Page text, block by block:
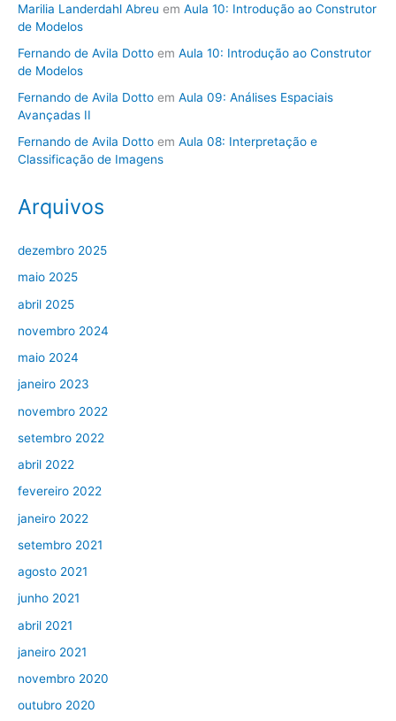
Marilia Landerdahl Abreu em Aula 10: Introdução ao Construtor
de Modelos
Fernando de Avila Dotto em Aula 10: Introdução ao Construtor
de Modelos
Fernando de Avila Dotto em Aula 09: Análises Espaciais
Avançadas II
Fernando de Avila Dotto em Aula 08: Interpretação e
Classificação de Imagens
Arquivos
dezembro 2025
maio 2025
abril 2025
novembro 2024
maio 2024
janeiro 2023
novembro 2022
setembro 2022
abril 2022
fevereiro 2022
janeiro 2022
setembro 2021
agosto 2021
junho 2021
abril 2021
janeiro 2021
novembro 2020
outubro 2020